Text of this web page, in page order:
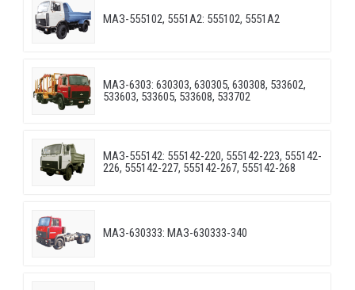
МАЗ-555102, 5551А2: 555102, 5551А2
МАЗ-6303: 630303, 630305, 630308, 533602,
533603, 533605, 533608, 533702
МАЗ-555142: 555142-220, 555142-223, 555142-
226, 555142-227, 555142-267, 555142-268
МАЗ-630333: МАЗ-630333-340